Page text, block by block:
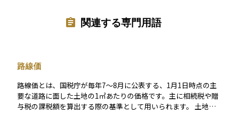
関連する専門用語
路線価
路線価とは、国税庁が毎年7～8月に公表する、1月1日時点の主
要な道路に面した土地の1㎡あたりの価格です。主に相続税や贈
与税の課税額を算出する際の基準として用いられます。 土地の